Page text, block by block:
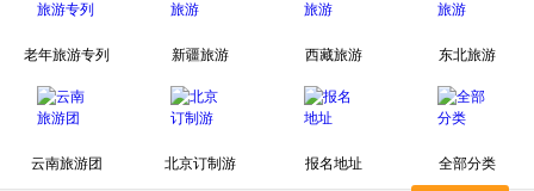
老年旅游专列 新疆旅游 西藏旅游 东北旅游
云南旅游团 北京订制游 报名地址 全部分类